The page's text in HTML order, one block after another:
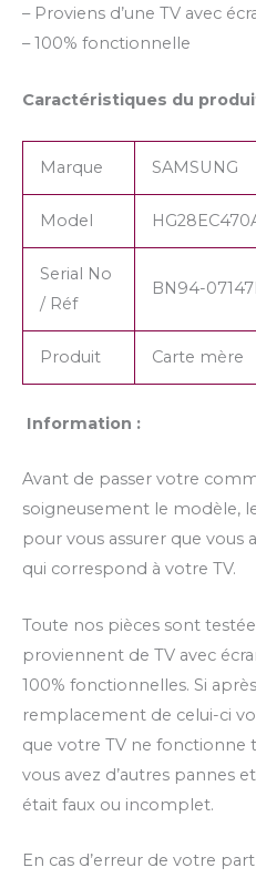
– Proviens d’une TV avec
– 100% fonctionnelle
Caractéristiques du
Marque SAMSUNG
Model
Serial No
/ Réf
BN94-
Produit Carte mère
Information :
Avant de passer votre
soigneusement le modèle,
pour vous assurer que
qui correspond à votre TV.
Toute nos pièces sont
proviennent de TV avec
100% fonctionnelles. Si
remplacement de celui-ci
que votre TV ne fonctionne
vous avez d’autres pannes
était faux ou incomplet.
En cas d’erreur de votre